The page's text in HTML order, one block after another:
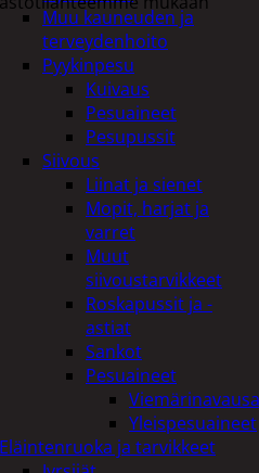
Muu kauneuden ja
terveydenhoito
Pyykinpesu
Kuivaus
Pesuaineet
Pesupussit
Siivous
Liinat ja sienet
Mopit, harjat ja
varret
Muut
siivoustarvikkeet
Roskapussit ja -
astiat
Sankot
Pesuaineet
Yleispesuaineet
Eläintenruoka ja tarvikkeet